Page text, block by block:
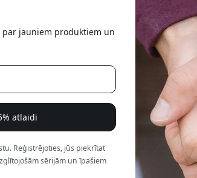
jauniem produktiem un
atlaidi
Reģistrējoties, jūs piekrītat
sērijām un īpašiem